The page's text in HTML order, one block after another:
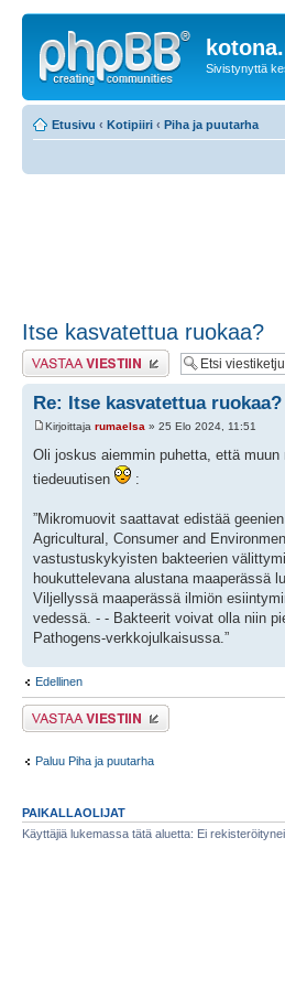
Sivistynyttä
Etusivu ‹ Kotipiiri ‹ Piha ja puutarha
Itse kasvatettua ruokaa?
Lähetä vastaus
Re: Itse kasvatettua ruokaa?
Kirjoittaja rumaelsa » 25 Elo 2024, 11:51
Oli joskus aiemmin puhetta, että
tiedeuutisen
:
”Mikromuovit saattavat edistää
Agricultural, Consumer and
vastustuskykyisten bakteerien
houkuttelevana alustana maaperässä
Viljellyssä maaperässä ilmiön
vedessä. - - Bakteerit voivat olla niin
Pathogens-verkkojulkaisussa.”
Edellinen
Lähetä vastaus
Paluu Piha ja puutarha
PAIKALLAOLIJAT
Käyttäjiä lukemassa tätä aluetta: Ei